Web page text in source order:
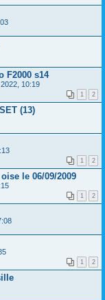
F2000 s14
10:19
1 2
(13)
1 2
le 06/09/2009
1 2
1 2